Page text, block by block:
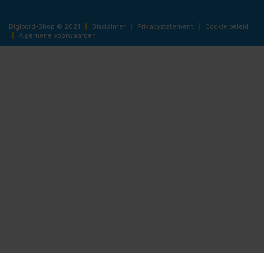
Digibord-Shop © 2021 Disclaimer Privacystatement
Cookie beleid
Algemene voorwaarden